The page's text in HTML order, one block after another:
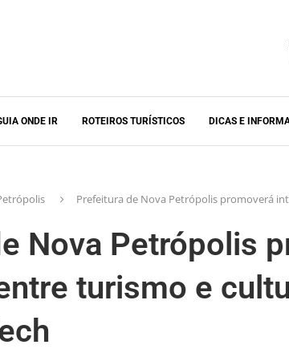
ONDE IR ROTEIROS TURÍSTICOS DICAS E
Prefeitura de Nova Petrópolis promoverá
Nova Petrópolis
turismo e